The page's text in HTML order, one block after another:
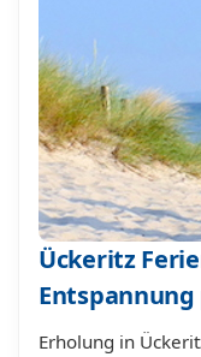
Ückeritz
Erholung in